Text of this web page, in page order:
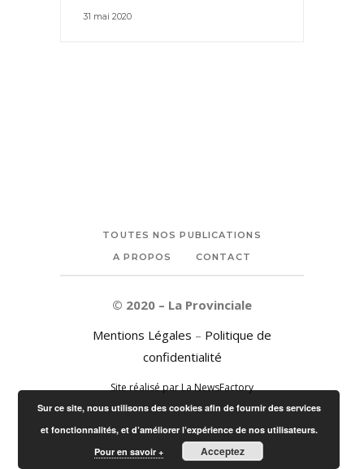
31 mai 2020
TOUTES NOS PUBLICATIONS
A PROPOS
CONTACT
© 2020 – La Provinciale
Mentions Légales – Politique de
confidentialité
Site réalisé par La NewsFactory
Sur ce site, nous utilisons des cookies afin de fournir des services
et fonctionnalités, et d’améliorer l’expérience de nos utilisateurs.
Pour en savoir +
Acceptez